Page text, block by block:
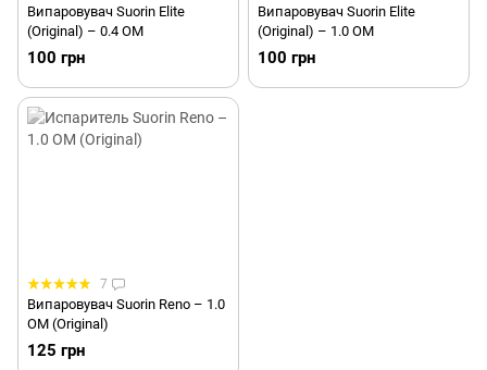
Випаровувач Suorin Elite
(Original) – 0.4 ОМ
100 грн
Випаровувач Suorin Elite
(Original) – 1.0 ОМ
100 грн
7
Випаровувач Suorin Reno – 1.0
ОМ (Original)
125 грн